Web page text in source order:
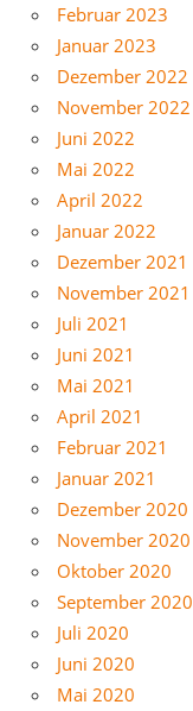
Februar 2023
Januar 2023
Dezember 2022
November 2022
Juni 2022
Mai 2022
April 2022
Januar 2022
Dezember 2021
November 2021
Juli 2021
Juni 2021
Mai 2021
April 2021
Februar 2021
Januar 2021
Dezember 2020
November 2020
Oktober 2020
September 2020
Juli 2020
Juni 2020
Mai 2020